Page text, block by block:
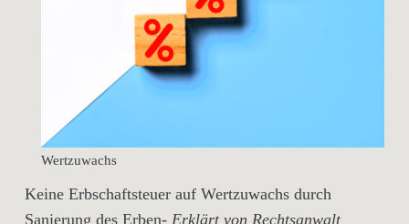
Wertzuwachs
Keine Erbschaftsteuer auf Wertzuwachs durch
Sanierung des Erben- Erklärt von Rechtsanwalt